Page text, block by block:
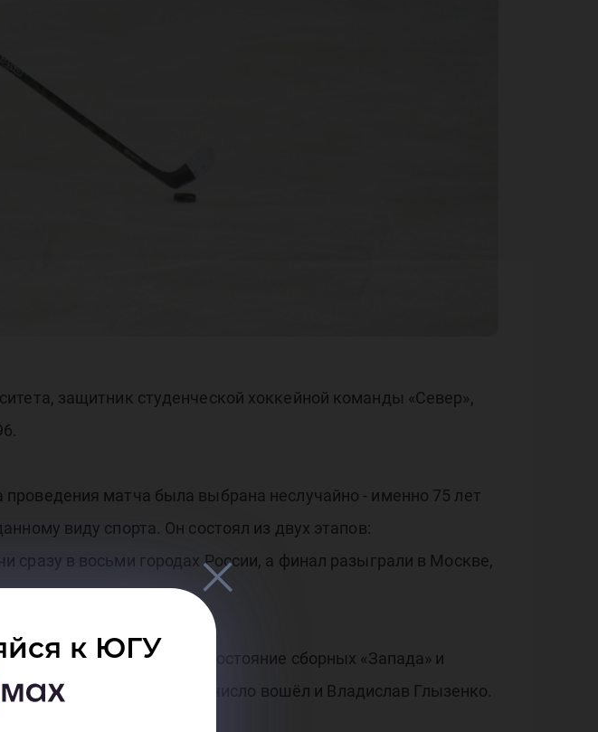
к ЮГУ
защитник студенческой хоккейной команды «Север»,
матча была выбрана неслучайно - именно 75 лет
виду спорта. Он состоял из двух этапов:
в восьми городах России, а финал разыграли в Москве,
мастер-шоу и противостояние сборных «Запада» и
13 регионов России. В их число вошёл и Владислав Глызенко.
8:5.